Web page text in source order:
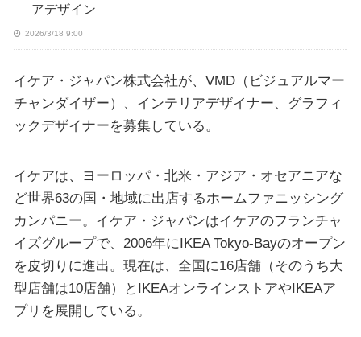
アデザイン
2026/3/18 9:00
イケア・ジャパン株式会社が、VMD（ビジュアルマー
チャンダイザー）、インテリアデザイナー、グラフィ
ックデザイナーを募集している。
イケアは、ヨーロッパ・北米・アジア・オセアニアな
ど世界63の国・地域に出店するホームファニッシング
カンパニー。イケア・ジャパンはイケアのフランチャ
イズグループで、2006年にIKEA Tokyo-Bayのオープン
を皮切りに進出。現在は、全国に16店舗（そのうち大
型店舗は10店舗）とIKEAオンラインストアやIKEAア
プリを展開している。